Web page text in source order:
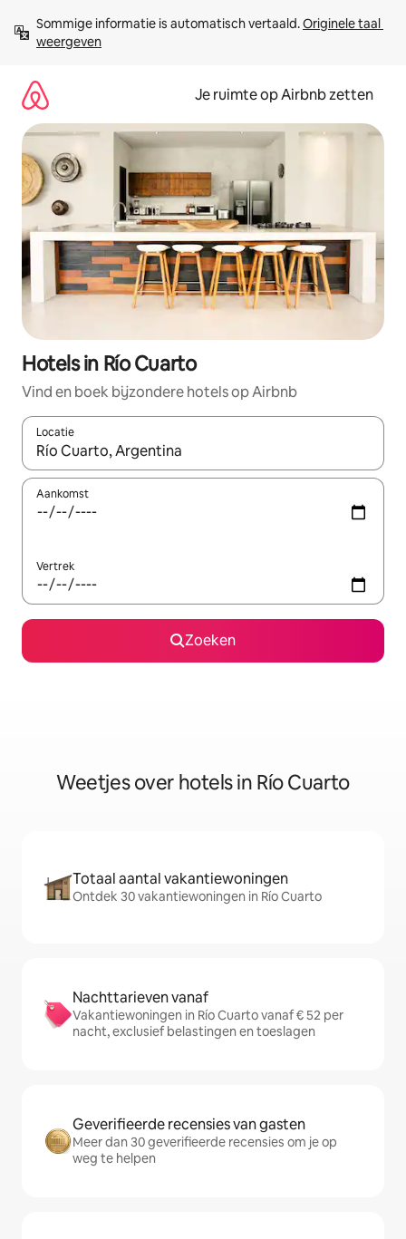
direct
naar
Sommige informatie is automatisch vertaald. Originele taal
weergeven
Je ruimte op Airbnb zetten
Hotels in Río Cuarto
Vind en boek bijzondere hotels op Airbnb
Locatie
Wanneer er suggesties beschikbaar zijn, maak je een keuze
Aankomst
Vertrek
Zoeken
Weetjes over hotels in Río Cuarto
Totaal aantal vakantiewoningen
Ontdek 30 vakantiewoningen in Río Cuarto
Nachttarieven vanaf
Vakantiewoningen in Río Cuarto vanaf € 52 per
nacht, exclusief belastingen en toeslagen
Geverifieerde recensies van gasten
Meer dan 30 geverifieerde recensies om je op
weg te helpen